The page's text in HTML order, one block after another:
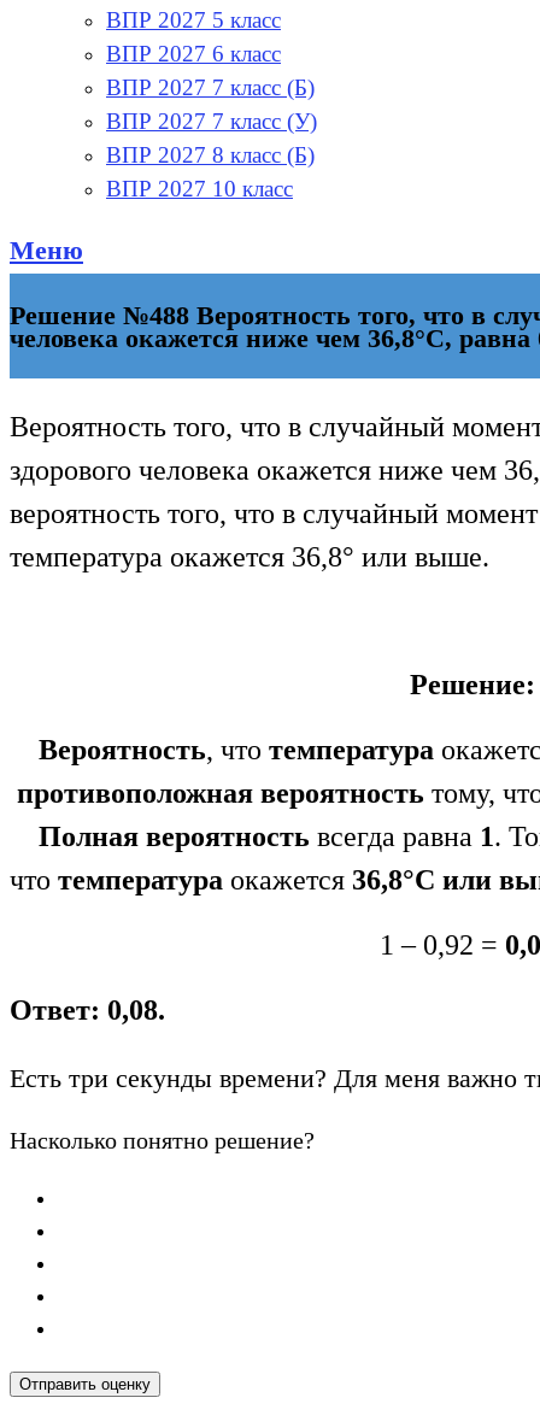
ВПР 2027 5 класс
ВПР 2027 6 класс
ВПР 2027 7 класс (Б)
ВПР 2027 7 класс (У)
ВПР 2027 8 класс (Б)
ВПР 2027 10 класс
Меню
Решение №488 Вероятность того, что в
человека окажется ниже чем 36,8°С, равна
Вероятность того, что в случайный
здорового человека окажется ниже чем
вероятность того, что в случайный
температура окажется 36,8° или выше.
Решение:
Вероятность, что температура
противоположная вероятность тому,
Полная вероятность всегда равна 1.
что температура окажется 36,8°С или
1 – 0,92 =
Ответ: 0,08.
Есть три секунды времени? Для меня важно
Насколько понятно решение?
Отправить оценку